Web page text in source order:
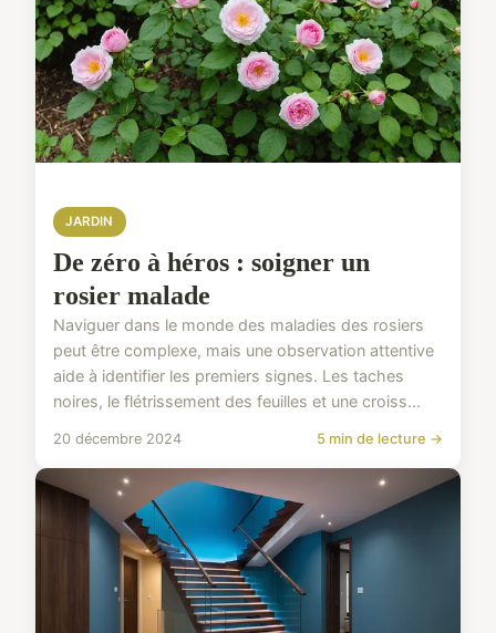
JARDIN
De zéro à héros : soigner un
rosier malade
Naviguer dans le monde des maladies des rosiers
peut être complexe, mais une observation attentive
aide à identifier les premiers signes. Les taches
noires, le flétrissement des feuilles et une croiss...
20 décembre 2024 5 min de lecture →